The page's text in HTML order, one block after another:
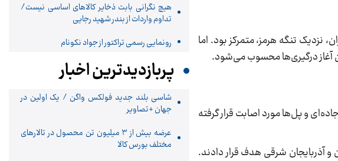
نزدیک تنگه هرمز، متمرکز بود. اما
آغاز درگیری‌ها محسوب می‌شود.
و پل‌ها مورد اصابت قرار گرفته
قم، اصفهان، زنجان و آذربایجان شرقی هدف قرار دادند.
هیچ نگرانی بابت ذخایر کالاهای اساسی نیست/
تداوم واردات از بندر شهید رجایی
رونمایی رسمی تراکتور از جواد نکونام
پربازدیدترین اخبار
شاسی بلند جدید فولکس واگن / یک اولین در
جهان +تصاویر
عرضه بیش از ۳ میلیون تن محصول در تالارهای
مختلف بورس کالا